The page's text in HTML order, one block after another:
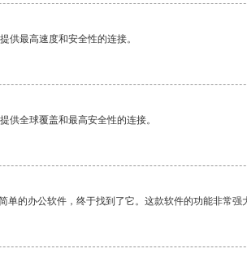
供最高速度和安全性的连接。
供全球覆盖和最高安全性的连接。
单的办公软件，终于找到了它。这款软件的功能非常